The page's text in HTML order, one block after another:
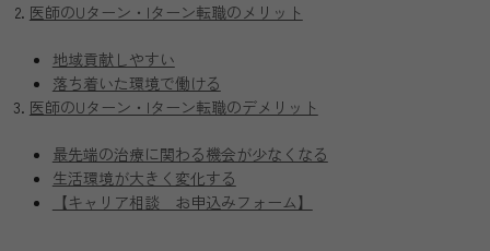
医師のUターン・Iターン転職のメリット
地域貢献しやすい
落ち着いた環境で働ける
医師のUターン・Iターン転職のデメリット
最先端の治療に関わる機会が少なくなる
生活環境が大きく変化する
【キャリア相談 お申込みフォーム】